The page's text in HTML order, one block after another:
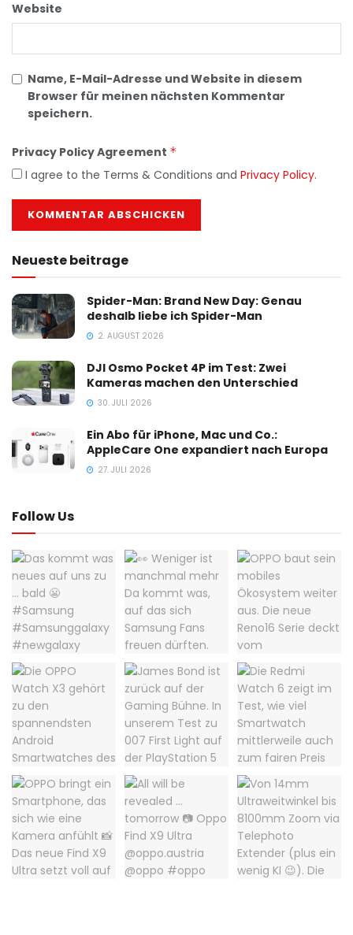
Website
Name, E-Mail-Adresse und Website in diesem
Browser für meinen nächsten Kommentar
speichern.
Privacy Policy Agreement *
I agree to the Terms & Conditions and Privacy Policy.
Neueste beitrage
Spider-Man: Brand New Day: Genau
deshalb liebe ich Spider-Man
2. AUGUST 2026
DJI Osmo Pocket 4P im Test: Zwei
Kameras machen den Unterschied
30. JULI 2026
Ein Abo für iPhone, Mac und Co.:
AppleCare One expandiert nach Europa
27. JULI 2026
Follow Us